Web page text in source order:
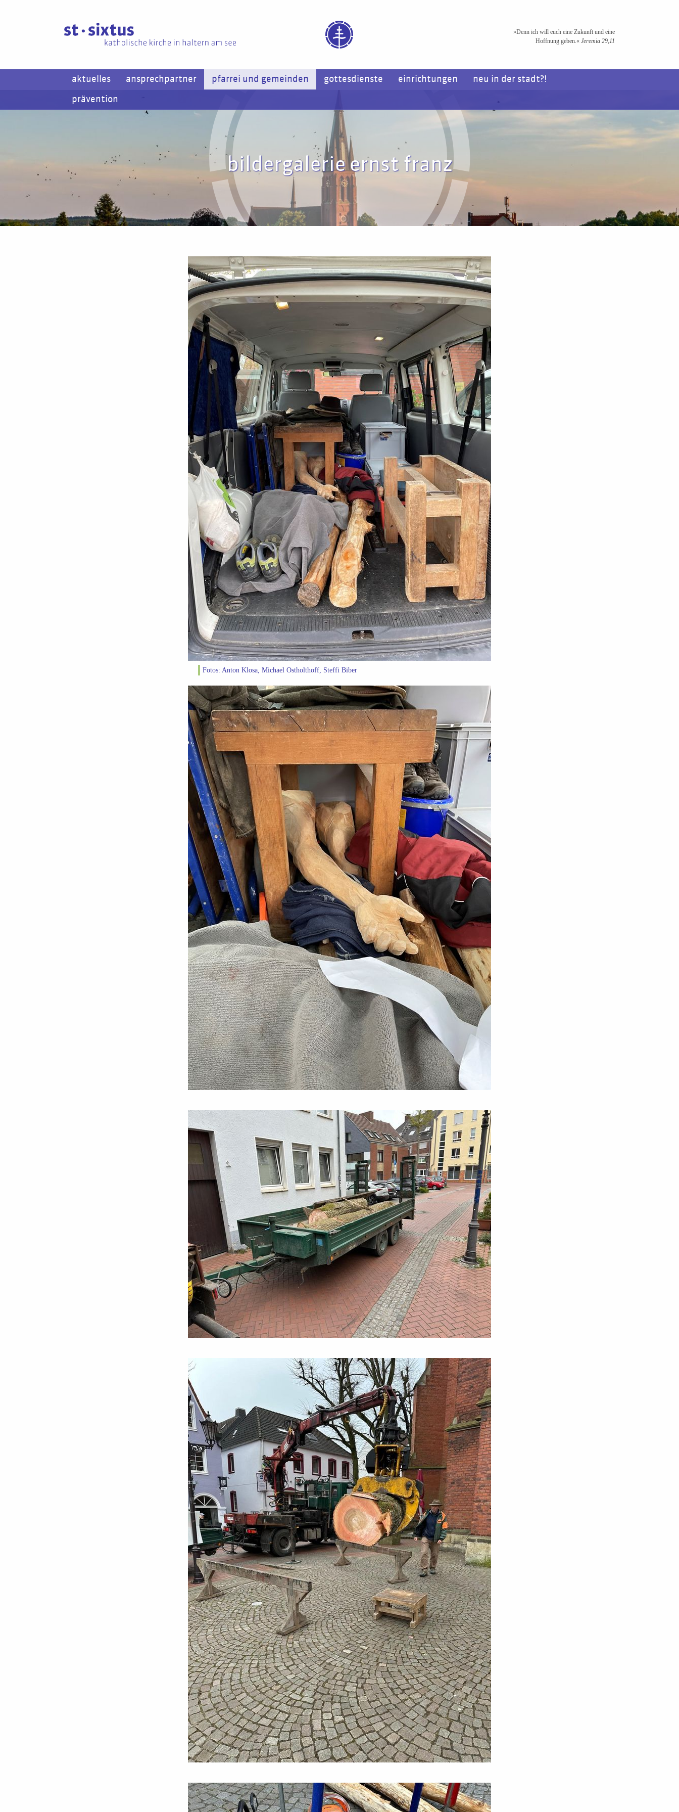
»Denn ich will euch eine Zukunft und eine
Hoffnung geben.« Jeremia 29,11
aktuelles ansprechpartner pfarrei und gemeinden gottesdienste einrichtungen neu in der stadt?!
prävention
bildergalerie ernst franz
Fotos: Anton Klosa, Michael Ostholthoff, Steffi Biber